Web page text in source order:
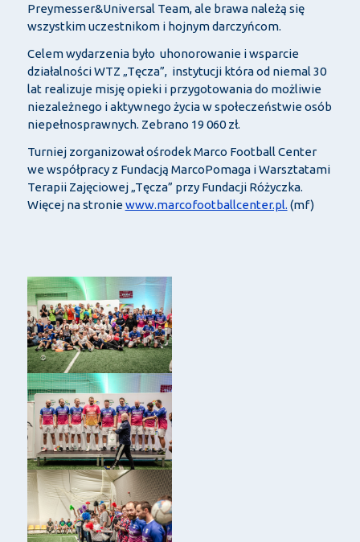
Preymesser&Universal Team, ale brawa należą się
wszystkim uczestnikom i hojnym darczyńcom.
Celem wydarzenia było uhonorowanie i wsparcie
działalności WTZ „Tęcza”, instytucji która od niemal 30
lat realizuje misję opieki i przygotowania do możliwie
niezależnego i aktywnego życia w społeczeństwie osób
niepełnosprawnych. Zebrano 19 060 zł.
Turniej zorganizował ośrodek Marco Football Center
we współpracy z Fundacją MarcoPomaga i Warsztatami
Terapii Zajęciowej „Tęcza” przy Fundacji Różyczka.
Więcej na stroniewww.marcofootballcenter.pl. (mf)